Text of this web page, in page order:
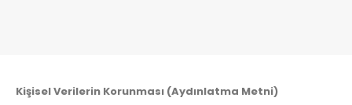
Kişisel Verilerin Korunması (Aydınlatma Metni)